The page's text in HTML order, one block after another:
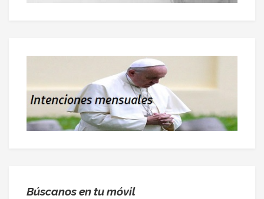
Búscanos en tu móvil